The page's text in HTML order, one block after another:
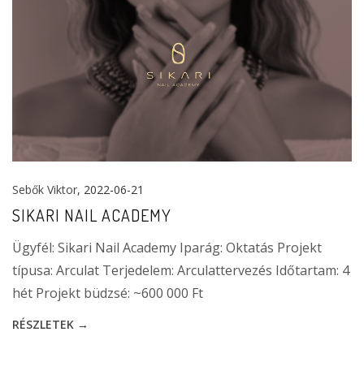
Sebők Viktor, 2022-06-21
SIKARI NAIL ACADEMY
Ügyfél: Sikari Nail Academy Iparág: Oktatás Projekt
típusa: Arculat Terjedelem: Arculattervezés Időtartam: 4
hét Projekt büdzsé: ~600 000 Ft
RÉSZLETEK →